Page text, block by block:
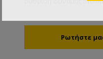
πεπιεσμένο αέρα.